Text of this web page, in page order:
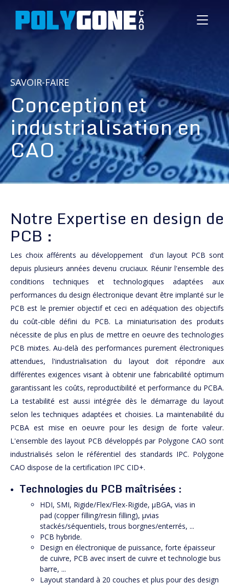
Toggle
SAVOIR-FAIRE
Conception et
industrialisation en
CAO
Notre Expertise en design de
PCB :
Les choix afférents au développement d'un layout PCB sont
depuis plusieurs années devenu cruciaux. Réunir l'ensemble des
conditions techniques et technologiques adaptées aux
performances du design électronique devant être implanté sur le
PCB est le premier objectif et ceci en adéquation des objectifs
du coût-cible défini du PCB. La miniaturisation des produits
nécessite de plus en plus de mettre en oeuvre des technologies
PCB mixtes. Au-delà des performances purement électroniques
attendues, l'industrialisation du layout doit répondre aux
différentes exigences visant à obtenir une fabricabilité optimum
garantissant les coûts, reproductibilité et performance du PCBA.
La testabilité est aussi intégrée dès le démarrage du layout
selon les techniques adaptées et choisies. La maintenabilité du
PCBA est mise en oeuvre pour les design de forte valeur.
L'ensemble des layout PCB développés par Polygone CAO sont
industrialisés selon le référentiel des standards IPC. Polygone
CAO dispose de la certification IPC CID+.
Technologies du PCB maîtrisées :
HDI, SMI, Rigide/Flex/Flex-Rigide, µBGA, vias in
pad (copper filling/resin filling), µvias
stackés/séquentiels, trous borgnes/enterrés, ...
PCB hybride.
Design en électronique de puissance, forte épaisseur
de cuivre, PCB avec insert de cuivre et technologie bus
barre, ...
Layout standard à 20 couches et plus pour des design